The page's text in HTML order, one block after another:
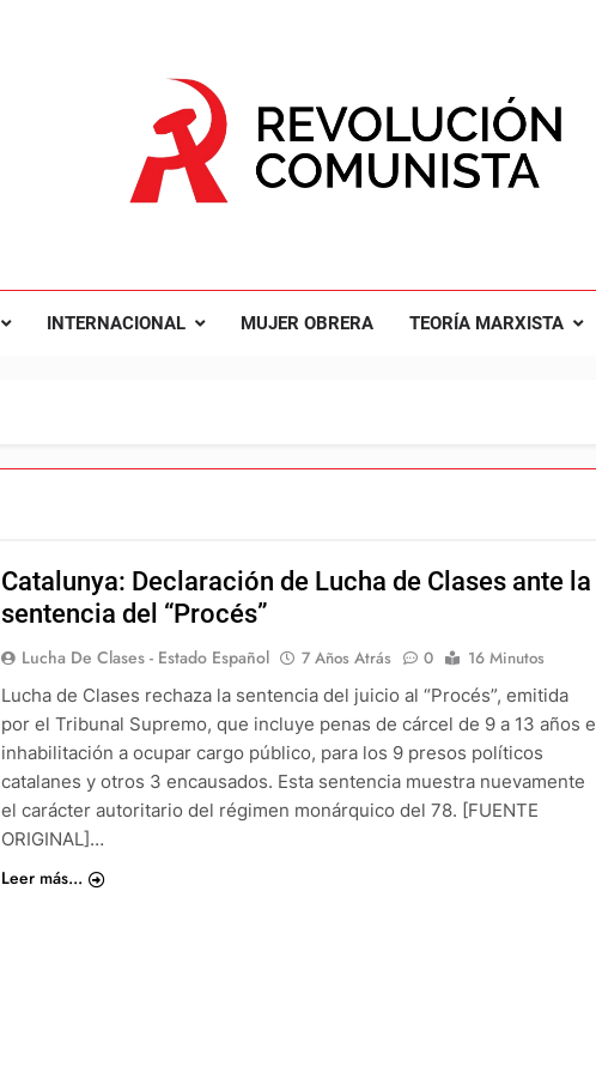
INTERNACIONAL MUJER OBRERA TEORÍA MARXISTA
Catalunya: Declaración de Lucha de Clases ante la
sentencia del “Procés”
Lucha De Clases - Estado Español 7 Años Atrás 0
16 Minutos
Lucha de Clases rechaza la sentencia del juicio al “Procés”, emitida
por el Tribunal Supremo, que incluye penas de cárcel de 9 a 13 años e
inhabilitación a ocupar cargo público, para los 9 presos políticos
catalanes y otros 3 encausados. Esta sentencia muestra nuevamente
el carácter autoritario del régimen monárquico del 78. [FUENTE
ORIGINAL]…
Leer más...